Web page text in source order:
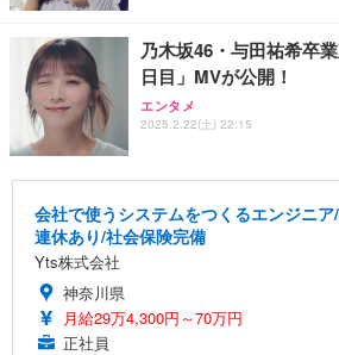
乃木坂46・与田祐希卒
日目」MVが公開！
エンタメ
2025.2.22(土) 22:15
会社で使うシステムをつくるエンジニ
連休あり/社会保険完備
Yts株式会社
神奈川県
月給29万4,300円～70万円
正社員